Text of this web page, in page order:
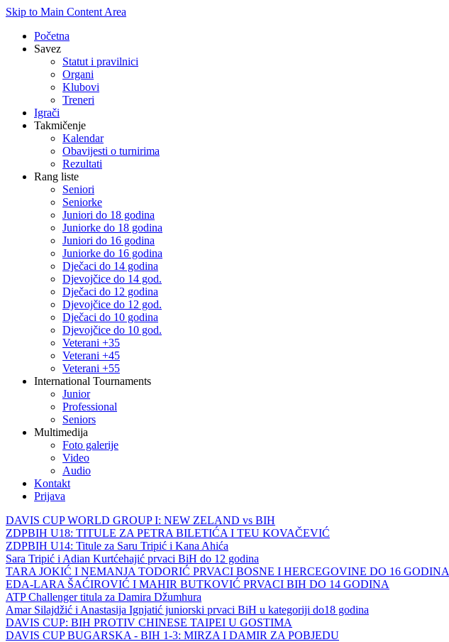
Skip to Main Content Area
Početna
Savez
Statut i pravilnici
Organi
Klubovi
Treneri
Igrači
Takmičenje
Kalendar
Obavijesti o turnirima
Rezultati
Rang liste
Seniori
Seniorke
Juniori do 18 godina
Juniorke do 18 godina
Juniori do 16 godina
Juniorke do 16 godina
Dječaci do 14 godina
Djevojčice do 14 god.
Dječaci do 12 godina
Djevojčice do 12 god.
Dječaci do 10 godina
Djevojčice do 10 god.
Veterani +35
Veterani +45
Veterani +55
International Tournaments
Junior
Professional
Seniors
Multimedija
Foto galerije
Video
Audio
Kontakt
Prijava
DAVIS CUP WORLD GROUP I: NEW ZELAND vs BIH
ZDPBIH U18: TITULE ZA PETRA BILETIĆA I TEU KOVAČEVIĆ
ZDPBIH U14: Titule za Saru Tripić i Kana Ahića
Sara Tripić i Adian Kurtćehajić prvaci BiH do 12 godina
TARA JOKIĆ I NEMANJA TODORIĆ PRVACI BOSNE I HERCEGOVINE DO 16 GODINA
EDA-LARA ŠAĆIROVIĆ I MAHIR BUTKOVIĆ PRVACI BIH DO 14 GODINA
ATP Challenger titula za Damira Džumhura
Amar Silajdžić i Anastasija Ignjatić juniorski prvaci BiH u kategoriji do18 godina
DAVIS CUP: BIH PROTIV CHINESE TAIPEI U GOSTIMA
DAVIS CUP BUGARSKA - BIH 1-3: MIRZA I DAMIR ZA POBJEDU